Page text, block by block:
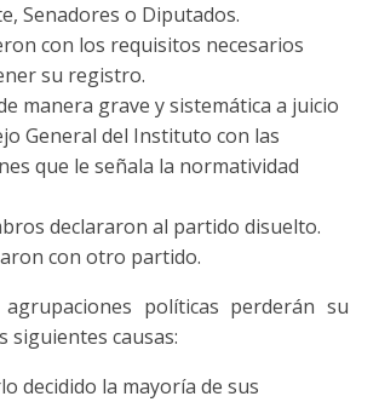
Senadores o Diputados.
con los requisitos necesarios
su registro.
manera grave y sistemática a juicio
General del Instituto con las
que le señala la normatividad
declararon al partido disuelto.
con otro partido.
agrupaciones políticas perderán su
siguientes causas:
decidido la mayoría de sus